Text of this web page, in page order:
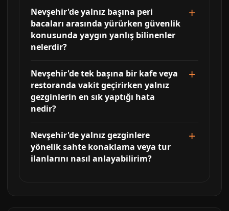
Nevşehir'de yalnız başına peri
bacaları arasında yürürken güvenlik
konusunda yaygın yanlış bilinenler
nelerdir?
Nevşehir'de tek başına bir kafe veya
restoranda vakit geçirirken yalnız
gezginlerin en sık yaptığı hata
nedir?
Nevşehir'de yalnız gezginlere
yönelik sahte konaklama veya tur
ilanlarını nasıl anlayabilirim?